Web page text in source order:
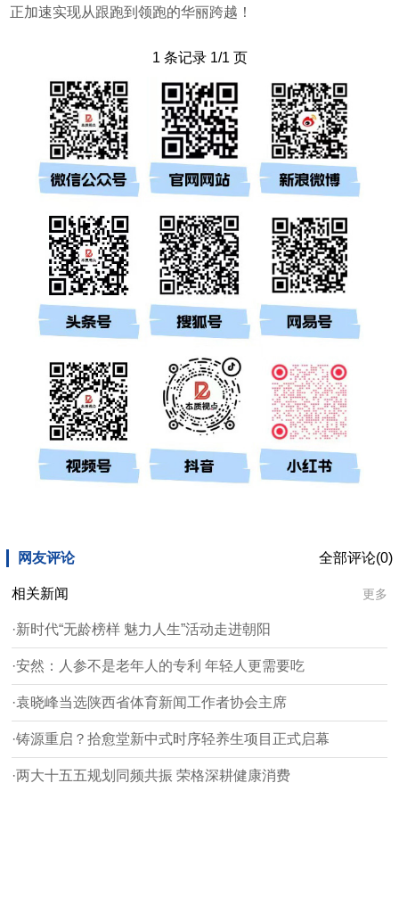
正加速实现从跟跑到领跑的华丽跨越！
1 条记录 1/1 页
网友评论 全部评论(0)
相关新闻 更多
·新时代“无龄榜样 魅力人生”活动走进朝阳
·安然：人参不是老年人的专利 年轻人更需要吃
·袁晓峰当选陕西省体育新闻工作者协会主席
·铸源重启？拾愈堂新中式时序轻养生项目正式启幕
·两大十五五规划同频共振 荣格深耕健康消费